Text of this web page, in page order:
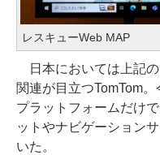
レスキューWeb MAP
日本においては上記
関連が目立つTomTom
プラットフォームだけ
ットやナビゲーション
いた。